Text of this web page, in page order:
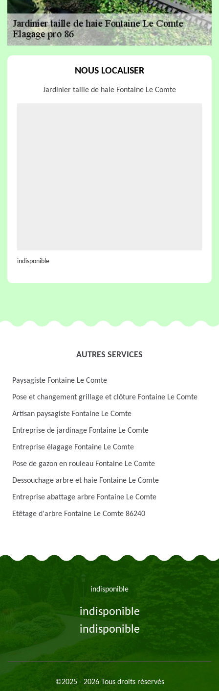
NOUS LOCALISER
Jardinier taille de haie Fontaine Le Comte
indisponible
AUTRES SERVICES
Paysagiste Fontaine Le Comte
Pose et changement grillage et clôture Fontaine Le Comte
Artisan paysagiste Fontaine Le Comte
Entreprise de jardinage Fontaine Le Comte
Entreprise élagage Fontaine Le Comte
Pose de gazon en rouleau Fontaine Le Comte
Dessouchage arbre et haie Fontaine Le Comte
Entreprise abattage arbre Fontaine Le Comte
Etêtage d'arbre Fontaine Le Comte 86240
indisponible
indisponible
indisponible
©2025 - 2026 Tous droits réservés